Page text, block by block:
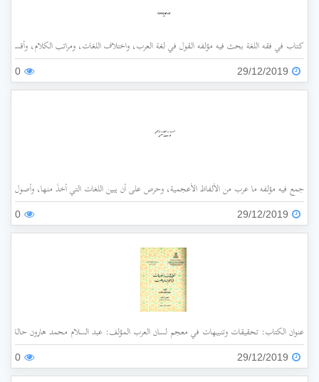
كتاب في فقه اللغة بحث فيه مؤلفه القول في لغة العرب، واختلاف اللغات، ومراتب الكلام،
29/12/2019
0
جمع فيه مؤلفه ما عرب من الألفاظ الأعجمية، وحرص على أن يبين اللغات التي أُخذَ منها، وأصول
29/12/2019
0
عنوان الكتاب: تحقيقات وتنبيهات في معجم لسان العرب المؤلف: عبد السلام محمد هارون حالة الفهرسة: غير مفهرس الناشر: جامعة الملك عبد
29/12/2019
0